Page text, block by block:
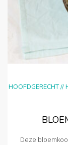
HOOFDGERECHT//
Deze